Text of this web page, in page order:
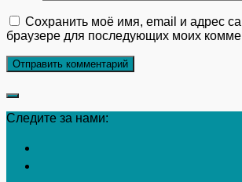
Сохранить моё имя, email и адрес
браузере для последующих моих
Следите за нами: